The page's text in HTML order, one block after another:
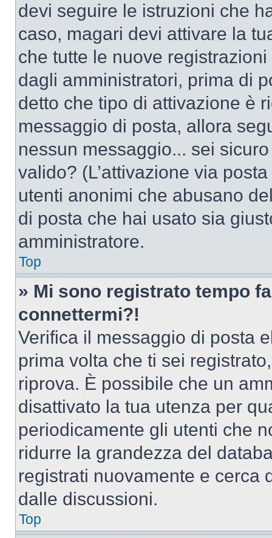
devi seguire le istruzioni che
caso, magari devi attivare la
che tutte le nuove
dagli amministratori, prima di
detto che tipo di attivazione è
messaggio di posta, allora
nessun messaggio... sei
valido? (L’attivazione via
utenti anonimi che abusano
di posta che hai usato sia
amministratore.
Top
» Mi sono registrato tempo
connettermi?!
Verifica il messaggio di posta
prima volta che ti sei
riprova. È possibile che un
disattivato la tua utenza per
periodicamente gli utenti che
ridurre la grandezza del
registrati nuovamente e cerca
dalle discussioni.
Top